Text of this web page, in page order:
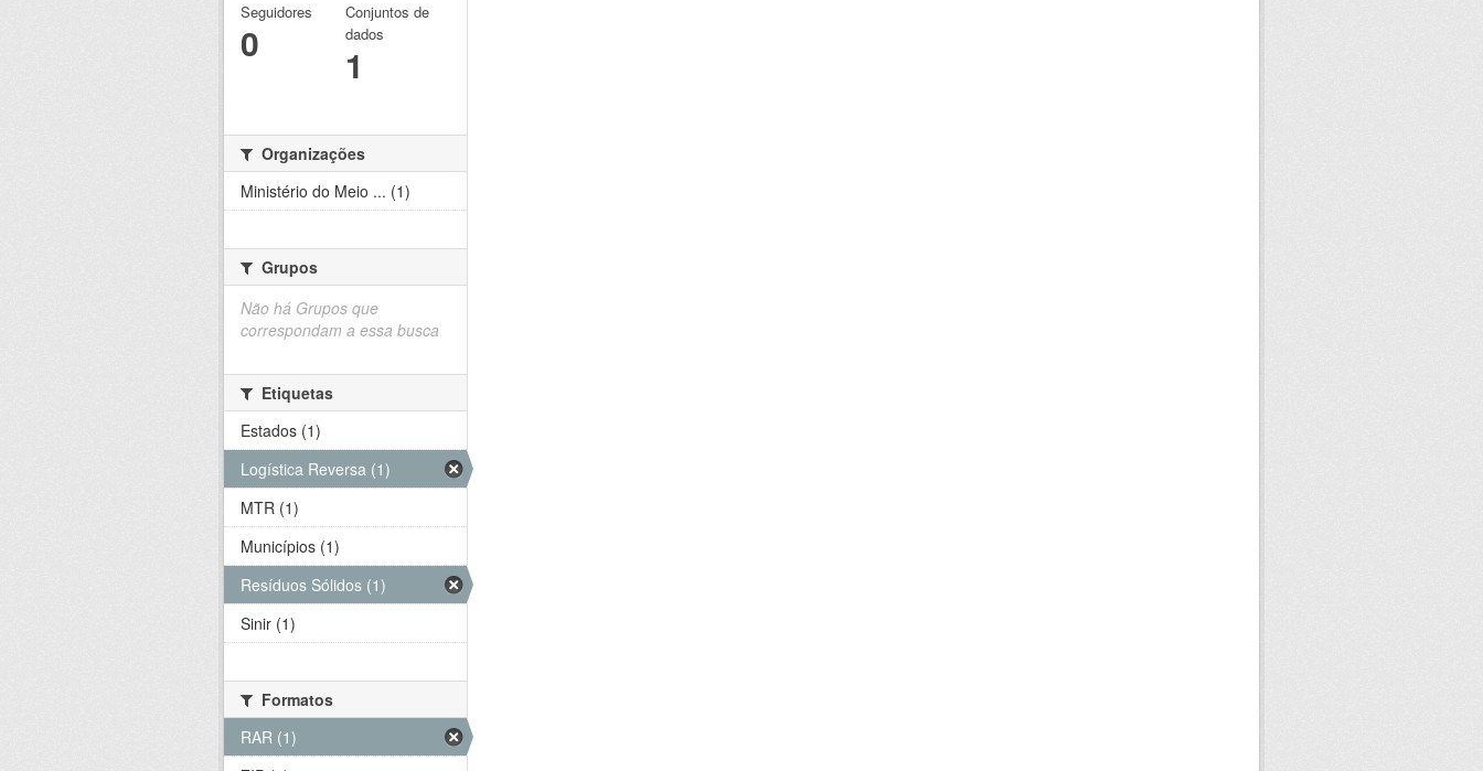
Seguidores
0
Conjuntos de
dados
1
Organizações
Ministério do Meio ... (1)
Grupos
Não há Grupos que
correspondam a essa busca
Etiquetas
Estados (1)
Logística Reversa (1)
MTR (1)
Municípios (1)
Resíduos Sólidos (1)
Sinir (1)
Formatos
RAR (1)